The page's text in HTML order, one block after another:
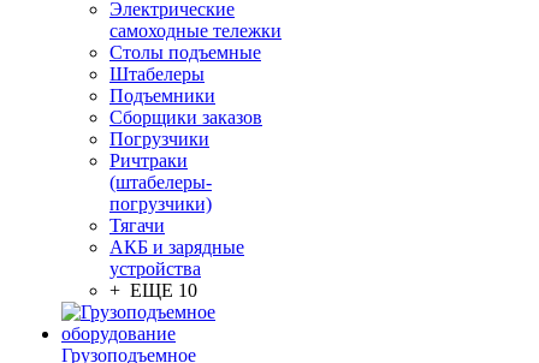
Электрические
самоходные тележки
Столы подъемные
Штабелеры
Подъемники
Сборщики заказов
Погрузчики
Ричтраки
(штабелеры-
погрузчики)
Тягачи
АКБ и зарядные
устройства
+ ЕЩЕ 10
Грузоподъемное